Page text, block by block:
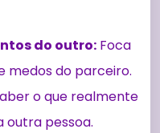
do outro: Foca
medos do parceiro.
o que realmente
outra pessoa.